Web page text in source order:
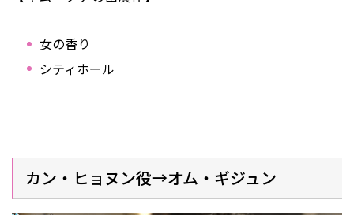
女の香り
シティホール
カン・ヒョヌン役→オム・ギジュン